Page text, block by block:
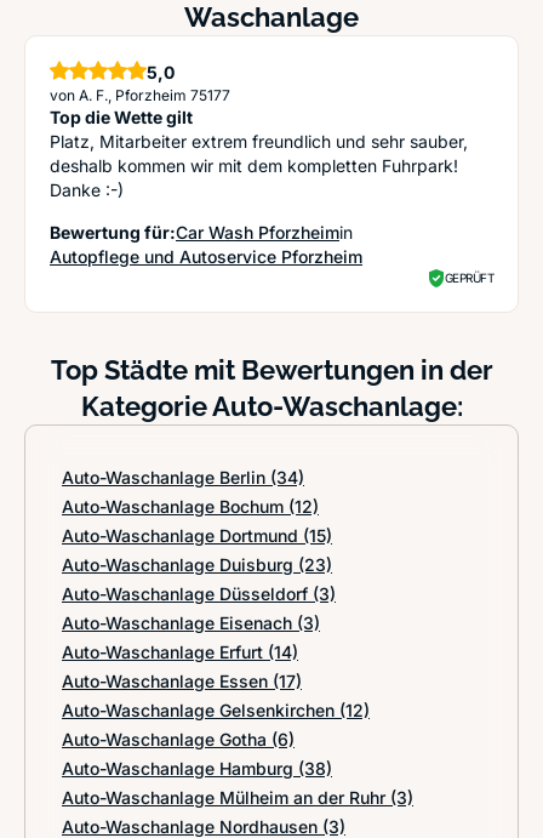
Waschanlage
5,0Sterne
von A. F., Pforzheim 75177
Top die Wette gilt
Platz, Mitarbeiter extrem freundlich und sehr sauber,
deshalb kommen wir mit dem kompletten Fuhrpark!
Danke :-)
Bewertung für:Car Wash Pforzheimin
Autopflege und Autoservice Pforzheim
GEPRÜFT
Top Städte mit Bewertungen in der
Kategorie Auto-Waschanlage:
Auto-Waschanlage Berlin (34)
Auto-Waschanlage Bochum (12)
Auto-Waschanlage Dortmund (15)
Auto-Waschanlage Duisburg (23)
Auto-Waschanlage Düsseldorf (3)
Auto-Waschanlage Eisenach (3)
Auto-Waschanlage Erfurt (14)
Auto-Waschanlage Essen (17)
Auto-Waschanlage Gelsenkirchen (12)
Auto-Waschanlage Gotha (6)
Auto-Waschanlage Hamburg (38)
Auto-Waschanlage Mülheim an der Ruhr (3)
Auto-Waschanlage Nordhausen (3)